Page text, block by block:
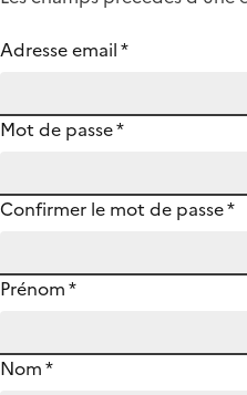
Adresse email*
Mot de passe*
Confirmer le mot de passe*
Prénom*
Nom*